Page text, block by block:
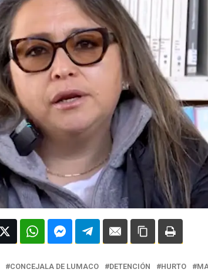
CONCEJALA DE LUMACO DETENCIÓN HURTO